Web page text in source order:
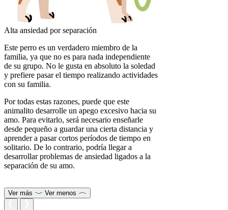
Alta ansiedad por separación
Este perro es un verdadero miembro de la
familia, ya que no es para nada independiente
de su grupo. No le gusta en absoluto la soledad
y prefiere pasar el tiempo realizando actividades
con su familia.
Por todas estas razones, puede que este
animalito desarrolle un apego excesivo hacia su
amo. Para evitarlo, será necesario enseñarle
desde pequeño a guardar una cierta distancia y
aprender a pasar cortos períodos de tiempo en
solitario. De lo contrario, podría llegar a
desarrollar problemas de ansiedad ligados a la
separación de su amo.
Ver más Ver menos